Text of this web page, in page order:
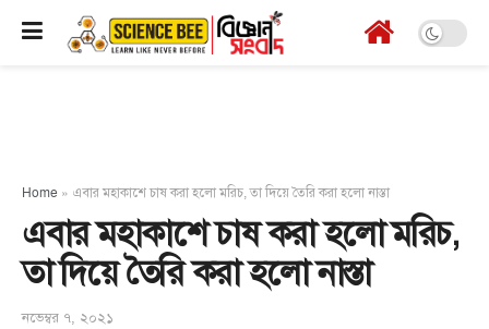
Home » এবার মহাকাশে চাষ করা হলো মরিচ, তা দিয়ে তৈরি করা হলো নাস্তা
এবার মহাকাশে চাষ করা হলো মরিচ,
তা দিয়ে তৈরি করা হলো নাস্তা
নভেম্বর ৭, ২০২১